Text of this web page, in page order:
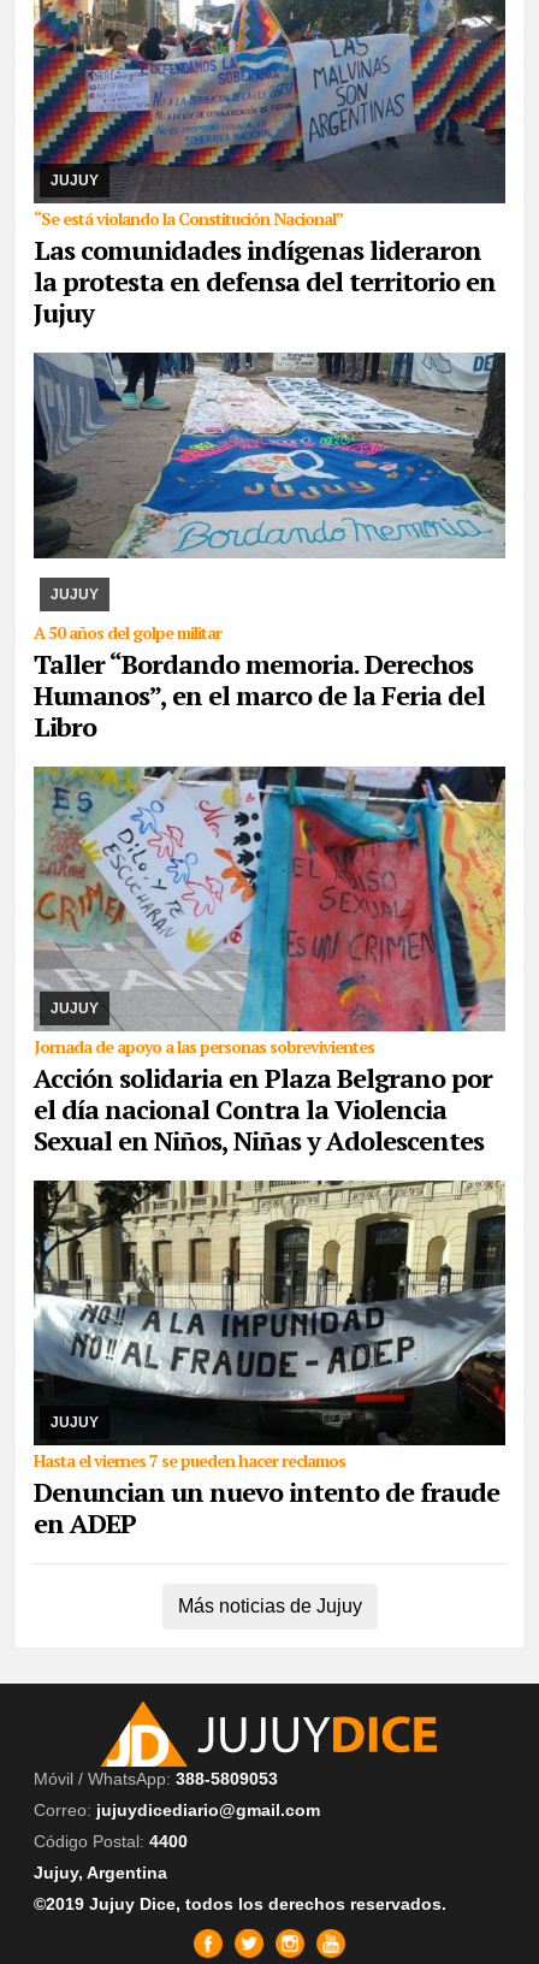
JUJUY
“Se está violando la Constitución Nacional”
Las comunidades indígenas lideraron
la protesta en defensa del territorio en
Jujuy
07/08/2026 Reunidos por el rechazo a “la venta de la
Pachamama”, manifestantes de todos los sectores sociales de la
provincia confluyeron en San Salvador para r ...
JUJUY
A 50 años del golpe militar
Taller “Bordando memoria. Derechos
Humanos”, en el marco de la Feria del
Libro
07/08/2026 La actividad se desarrollará esta tarde en CAJA. Se
además, quienes participen pod ...
JUJUY
Jornada de apoyo a las personas sobrevivientes
Acción solidaria en Plaza Belgrano por
el día nacional Contra la Violencia
Sexual en Niños, Niñas y Adolescentes
07/08/2026
La actividad se desarrollará este domingo desde las
17. Piden la donación de juguetes, libros que serán entregados a
un comedor comunitario. También ...
JUJUY
Hasta el viernes 7 se pueden hacer reclamos
Denuncian un nuevo intento de fraude
en ADEP
06/08/2026 De cara a las elecciones nacionales de CTERA del 2
de septiembre, integrante de la lista Multicolor sostuvo que hace
días que la Junta Electoral no s ...
Más noticias de Jujuy
Móvil / WhatsApp: 388-5809053
Correo: jujuydicediario@gmail.com
Código Postal: 4400
Jujuy, Argentina
©2019 Jujuy Dice, todos los derechos reservados.